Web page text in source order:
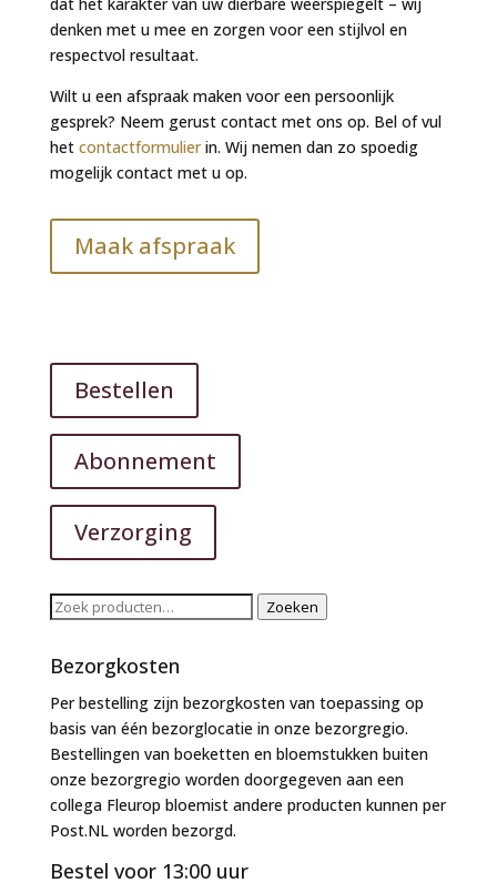
dat het karakter van uw dierbare weerspiegelt – wij
denken met u mee en zorgen voor een stijlvol en
respectvol resultaat.
Wilt u een afspraak maken voor een persoonlijk
gesprek? Neem gerust contact met ons op. Bel of vul
het contactformulierin. Wij nemen dan zo spoedig
mogelijk contact met u op.
Maak afspraak
Bestellen
Abonnement
Verzorging
Zoeken
Zoeken
Bezorgkosten
Per bestelling zijn bezorgkosten van toepassing op
basis van één bezorglocatie in onze bezorgregio.
Bestellingen van boeketten en bloemstukken buiten
onze bezorgregio worden doorgegeven aan een
collega Fleurop bloemist andere producten kunnen per
Post.NL worden bezorgd.
Bestel voor 13:00 uur